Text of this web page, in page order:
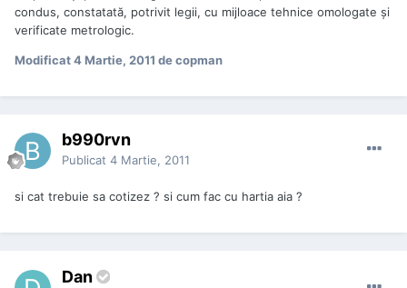
condus, constatată, potrivit legii, cu mijloace tehnice omologate şi
verificate metrologic.
Modificat4 Martie, 2011 de copman
b990rvn
Publicat 4 Martie, 2011
si cat trebuie sa cotizez ? si cum fac cu hartia aia ?
Dan